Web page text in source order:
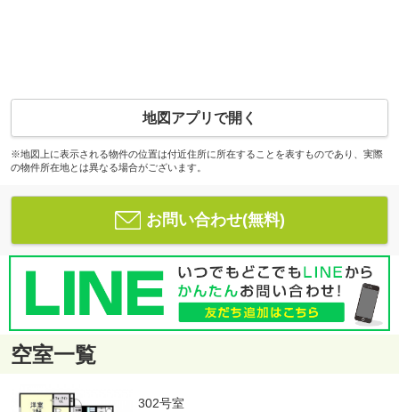
地図アプリで開く
※地図上に表示される物件の位置は付近住所に所在することを表すものであり、実際
の物件所在地とは異なる場合がございます。
お問い合わせ(無料)
空室一覧
302号室